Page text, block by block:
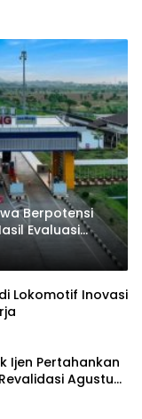
Berpotensi
Evaluasi
Lokomotif Inovasi
Ijen Pertahankan
Agustus